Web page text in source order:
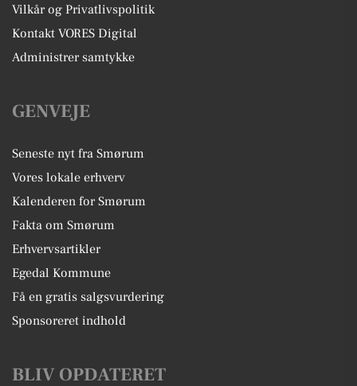
Vilkår og Privatlivspolitik
Kontakt VORES Digital
Administrer samtykke
GENVEJE
Seneste nyt fra Smørum
Vores lokale erhverv
Kalenderen for Smørum
Fakta om Smørum
Erhvervsartikler
Egedal Kommune
Få en gratis salgsvurdering
Sponsoreret indhold
BLIV OPDATERET